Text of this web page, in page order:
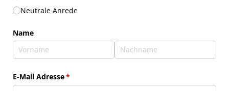
Neutrale Anrede
Name
E-Mail Adresse*
(erforderlich)